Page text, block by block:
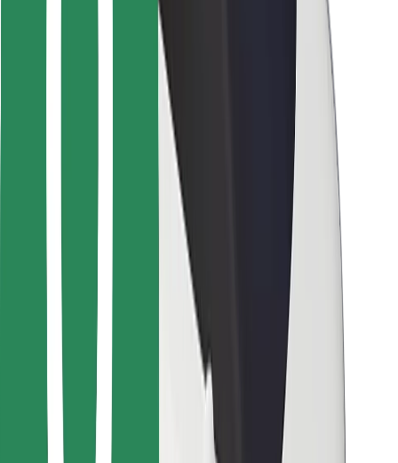
მომწოდებლები
წესები და პირობები
უსაფრთხოება
მიიღე მომსახურება რამდენიმე წუთში!
გადმოწერე Bolt
იპოვე შენი საყვარელი კერძები!
გადმოწერე Bolt Food